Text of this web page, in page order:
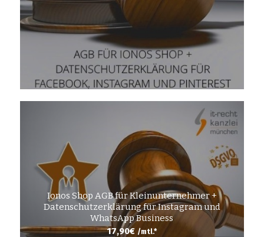
Ionos Shop AGB für Kleinunternehmer +
Datenschutzerklärung für Instagram und
WhatsApp Business
17,90€ /mtl.*